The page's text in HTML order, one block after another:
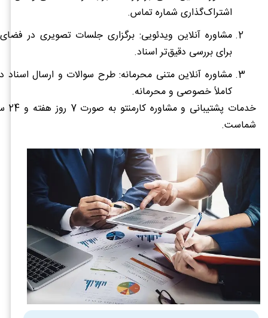
اشتراک‌گذاری شماره تماس.
مشاوره آنلاین ویدئویی: برگزاری جلسات تصویری در
برای بررسی دقیق‌تر اسناد.
مشاوره آنلاین متنی محرمانه: طرح سوالات و ارسال اسناد
کاملاً خصوصی و محرمانه.
شماست.